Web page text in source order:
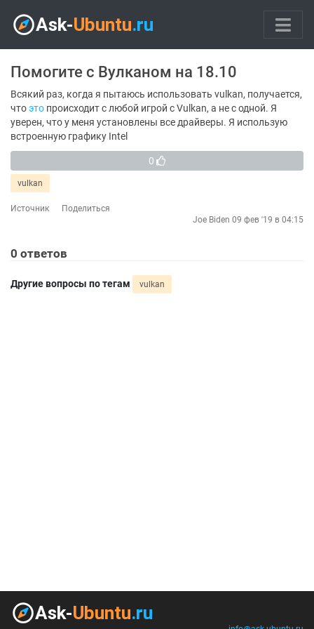
Помогите с Вулканом на 18.10
Всякий раз, когда я пытаюсь использовать vulkan, получается,
чтоэто происходит с любой игрой с Vulkan, а не с одной. Я
уверен, что у меня установлены все драйверы. Я использую
встроенную графику Intel
0
vulkan
Источник
Поделиться
Joe Biden 09 фев '19 в 04:15
0 ответов
Другие вопросы по тегам vulkan